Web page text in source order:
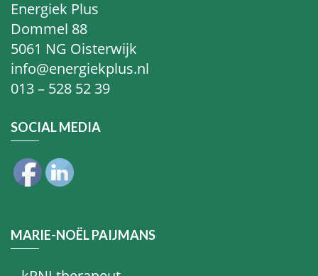
Energiek Plus
Dommel 88
5061 NG Oisterwijk
info@energiekplus.nl
013 – 528 52 39
SOCIAL MEDIA
MARIE-NOËL PAIJMANS